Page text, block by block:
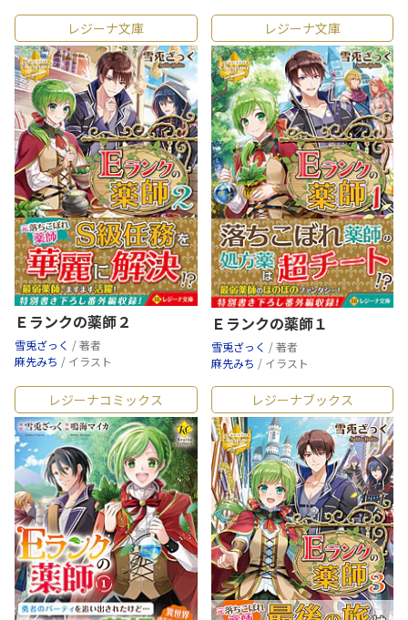
レジーナ文庫
Ｅランクの薬師２
雪兎ざっく / 著者
麻先みち / イラスト
レジーナ文庫
Ｅランクの薬師１
雪兎ざっく / 著者
麻先みち / イラスト
レジーナコミックス レジーナブックス